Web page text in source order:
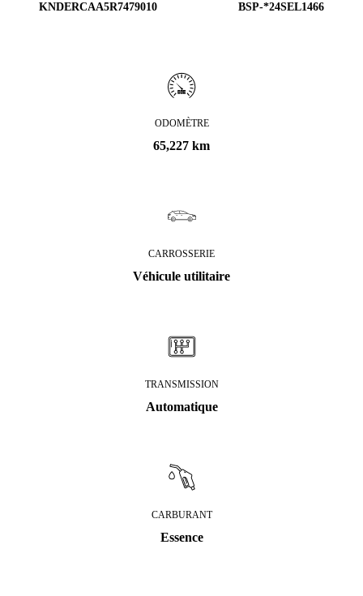
KNDERCAA5R7479010
BSP-*24SEL1466
ODOMÈTRE
65,227 km
CARROSSERIE
Véhicule utilitaire
TRANSMISSION
Automatique
CARBURANT
Essence